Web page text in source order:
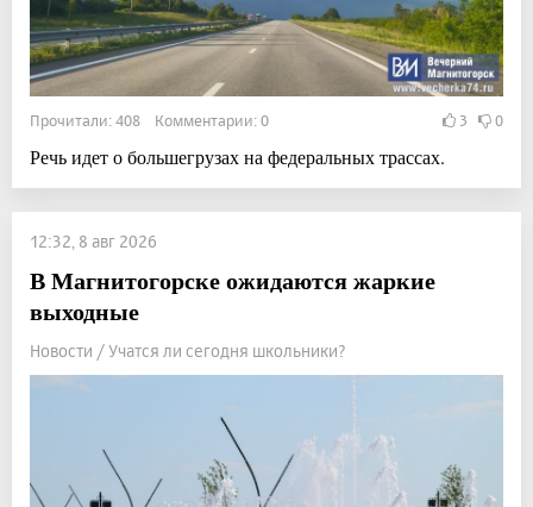
Прочитали: 408 Комментарии: 0 3 0
Речь идет о большегрузах на федеральных трассах.
12:32, 8 авг 2026
В Магнитогорске ожидаются жаркие
выходные
Новости / Учатся ли сегодня школьники?